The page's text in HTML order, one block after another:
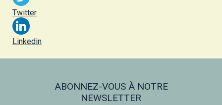
Twitter
Linkedin
ABONNEZ-VOUS À NOTRE
NEWSLETTER